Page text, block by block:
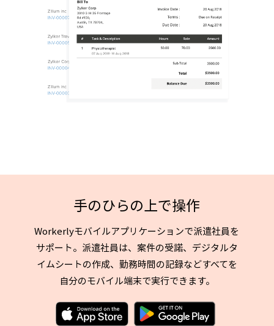
手のひらの上で操作
Workerlyモバイルアプリケーションで派遣社員を
サポート。派遣社員は、案件の受諾、デジタルタ
イムシートの作成、勤務時間の記録などすべてを
自分のモバイル端末で実行できます。